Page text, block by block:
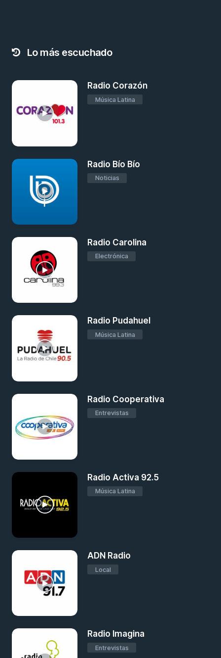
Lo más escuchado
Radio Corazón
Música Latina
Radio Bío Bío
Noticias
Radio Carolina
Electrónica
Radio Pudahuel
Música Latina
Radio Cooperativa
Entrevistas
Radio Activa 92.5
Música Latina
ADN Radio
Local
Radio Imagina
Entrevistas